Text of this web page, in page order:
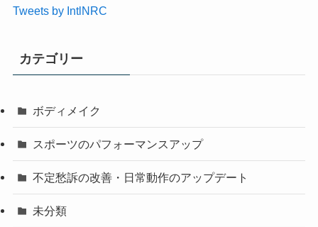
Tweets by IntlNRC
カテゴリー
ボディメイク
スポーツのパフォーマンスアップ
不定愁訴の改善・日常動作のアップデート
未分類